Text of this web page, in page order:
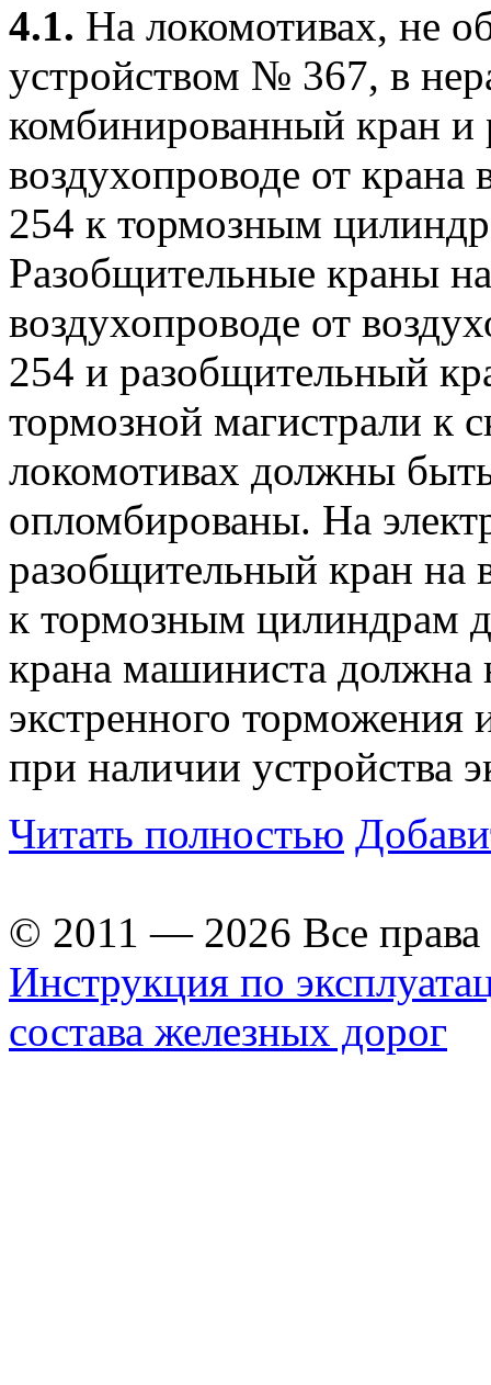
4.1. На локомотивах, не
устройством № 367, в
комбинированный кран и
воздухопроводе от
254 к тормозным
Разобщительные краны
воздухопроводе от
254 и разобщительный
тормозной магистрали к
локомотивах должны
опломбированы. На
разобщительный кран на
к тормозным цилиндрам
крана машиниста должна
экстренного
при наличии устройства
Читать полностью
© 2011 — 2026 Все
Инструкция по
состава железных дорог